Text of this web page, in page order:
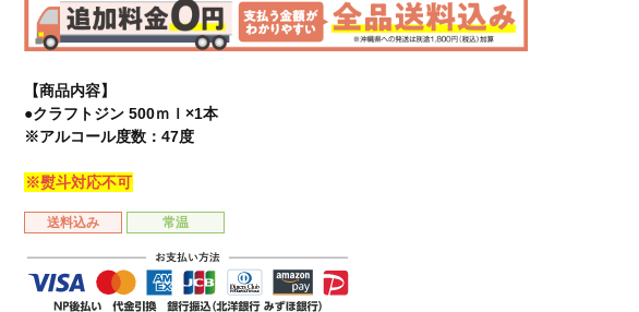
【商品内容】
●クラフトジン 500ｍｌ×1本
※アルコール度数：47度
※熨斗対応不可
送料込み 常温